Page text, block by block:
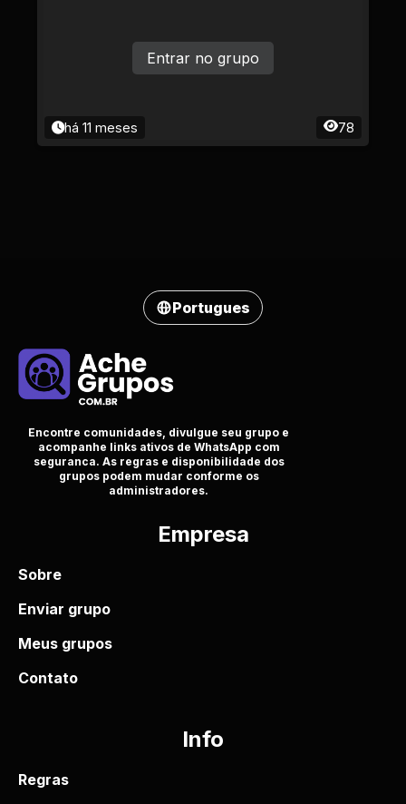
há 11 meses 78
Entrar no grupo
Portugues
Encontre comunidades, divulgue seu grupo e
acompanhe links ativos de WhatsApp com
seguranca. As regras e disponibilidade dos
grupos podem mudar conforme os
administradores.
Empresa
Sobre
Enviar grupo
Meus grupos
Contato
Info
Regras